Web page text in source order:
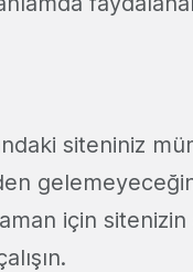
siteniniz
için